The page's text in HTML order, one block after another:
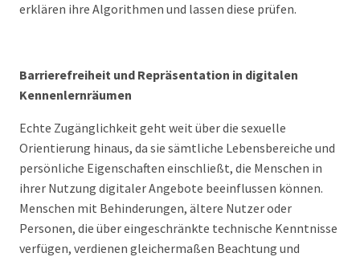
erklären ihre Algorithmen und lassen diese prüfen.
Barrierefreiheit und Repräsentation in digitalen
Kennenlernräumen
Echte Zugänglichkeit geht weit über die sexuelle
Orientierung hinaus, da sie sämtliche Lebensbereiche und
persönliche Eigenschaften einschließt, die Menschen in
ihrer Nutzung digitaler Angebote beeinflussen können.
Menschen mit Behinderungen, ältere Nutzer oder
Personen, die über eingeschränkte technische Kenntnisse
verfügen, verdienen gleichermaßen Beachtung und